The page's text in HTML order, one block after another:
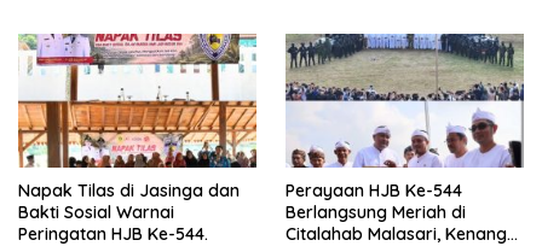
Napak Tilas di Jasinga dan
Bakti Sosial Warnai
Peringatan HJB Ke-544.
Perayaan HJB Ke-544
Berlangsung Meriah di
Citalahab Malasari, Kenang